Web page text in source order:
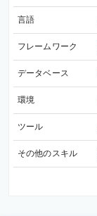
言語
フレームワーク
データベース
環境
ツール
その他のスキル